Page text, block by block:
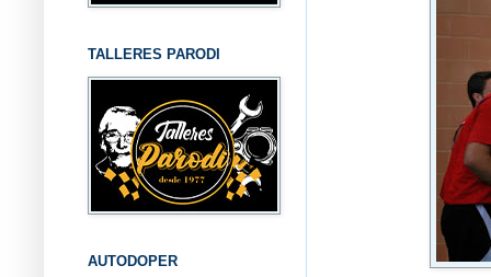
TALLERES PARODI
AUTODOPER